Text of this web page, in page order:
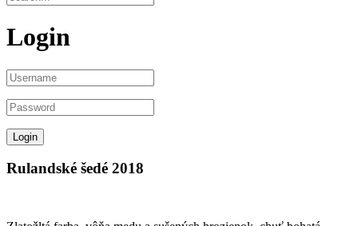
Login
Rulandské šedé 2018